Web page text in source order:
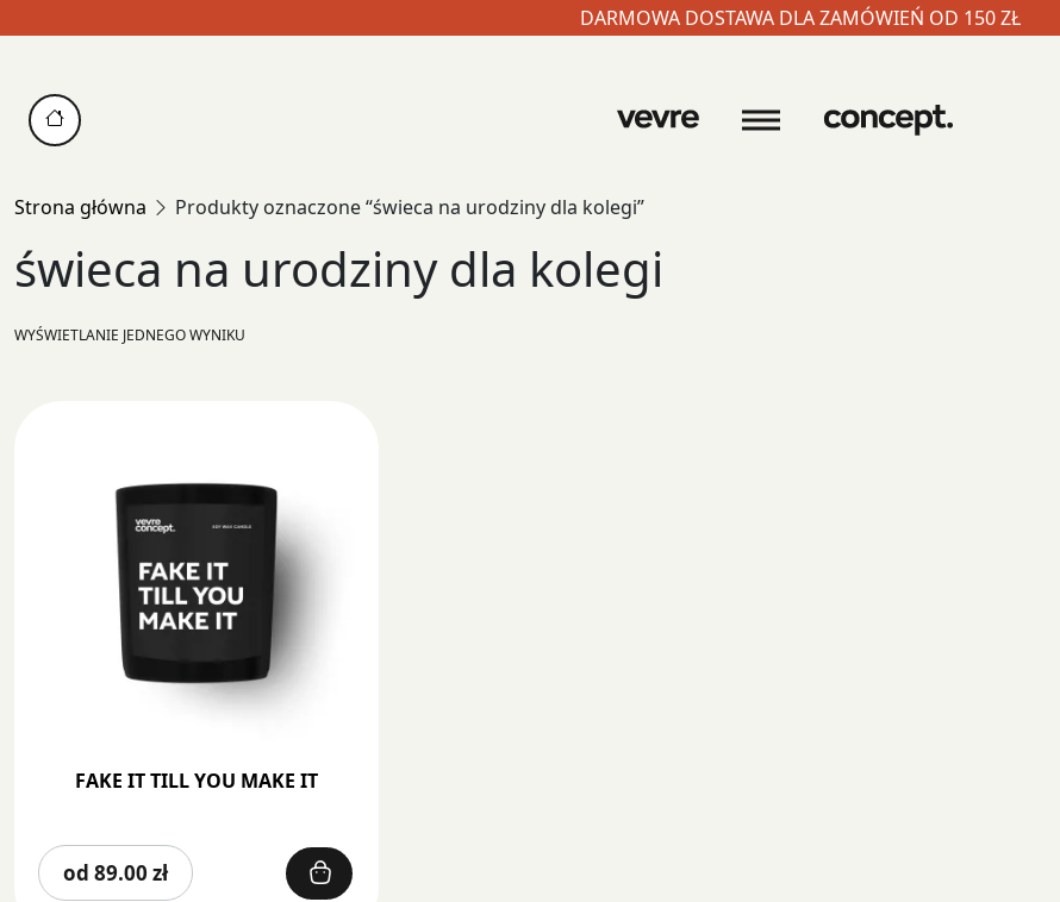
DARMOWA DOSTAWA DLA ZAMÓWIEŃ OD 150 ZŁ
content
Strona główna Produkty oznaczone “świeca na urodziny dla kolegi”
świeca na urodziny dla kolegi
WYŚWIETLANIE JEDNEGO WYNIKU
FAKE IT TILL YOU MAKE IT
od 89.00 zł
produkt